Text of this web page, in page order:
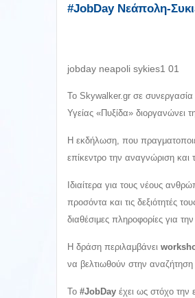
#JobDay Νεάπολη-
jobday neapoli sykies1 01
Το Skywalker.gr σε συνεργασία
Υγείας «Πυξίδα» διοργανώνει
Η εκδήλωση, που
επίκεντρο την αναγνώριση
Ιδιαίτερα για τους νέους
προσόντα και τις δεξιότητές
διαθέσιμες πληροφορίες για
Η δράση περιλαμβάνει
να βελτιωθούν στην
Το #JobDay έχει ως στόχο